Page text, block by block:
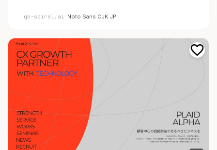
go-spiral.ai· Noto Sans CJK JP